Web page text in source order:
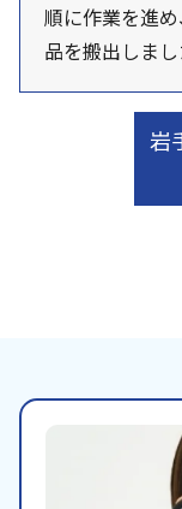
順に作業を進
品を搬出しまし
岩